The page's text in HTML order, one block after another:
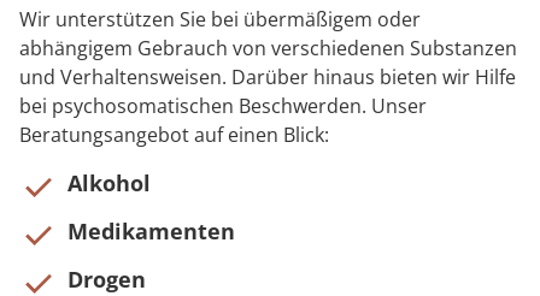
Wir unterstützen Sie bei übermäßigem oder
abhängigem Gebrauch von verschiedenen Substanzen
und Verhaltensweisen. Darüber hinaus bieten wir Hilfe
bei psychosomatischen Beschwerden. Unser
Beratungsangebot auf einen Blick:
Alkohol
Medikamenten
Drogen